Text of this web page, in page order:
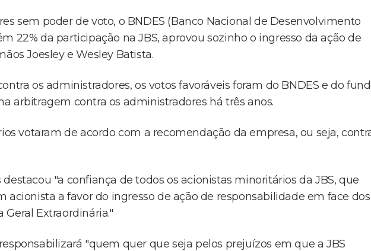
sem poder de voto, o BNDES (Banco Nacional de Desenvolvimento
22% da participação na JBS, aprovou sozinho o ingresso da ação de
Joesley e Wesley Batista.
os administradores, os votos favoráveis foram do BNDES e do
arbitragem contra os administradores há três anos.
votaram de acordo com a recomendação da empresa, ou seja,
"a confiança de todos os acionistas minoritários da JBS, que
acionista a favor do ingresso de ação de responsabilidade em face dos
Extraordinária."
"quem quer que seja pelos prejuízos em que a JBS